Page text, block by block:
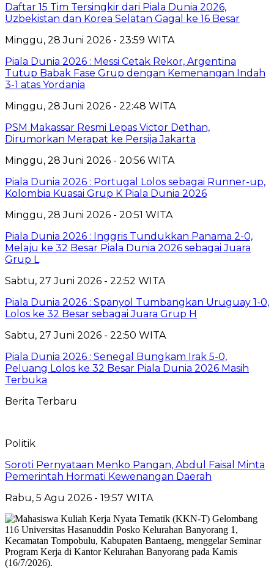
Daftar 15 Tim Tersingkir dari Piala Dunia 2026,
Uzbekistan dan Korea Selatan Gagal ke 16 Besar
Minggu, 28 Juni 2026 - 23:59 WITA
Piala Dunia 2026 : Messi Cetak Rekor, Argentina
Tutup Babak Fase Grup dengan Kemenangan Indah
3-1 atas Yordania
Minggu, 28 Juni 2026 - 22:48 WITA
PSM Makassar Resmi Lepas Victor Dethan,
Dirumorkan Merapat ke Persija Jakarta
Minggu, 28 Juni 2026 - 20:56 WITA
Piala Dunia 2026 : Portugal Lolos sebagai Runner-up,
Kolombia Kuasai Grup K Piala Dunia 2026
Minggu, 28 Juni 2026 - 20:51 WITA
Piala Dunia 2026 : Inggris Tundukkan Panama 2-0,
Melaju ke 32 Besar Piala Dunia 2026 sebagai Juara
Grup L
Sabtu, 27 Juni 2026 - 22:52 WITA
Piala Dunia 2026 : Spanyol Tumbangkan Uruguay 1-0,
Lolos ke 32 Besar sebagai Juara Grup H
Sabtu, 27 Juni 2026 - 22:50 WITA
Piala Dunia 2026 : Senegal Bungkam Irak 5-0,
Peluang Lolos ke 32 Besar Piala Dunia 2026 Masih
Terbuka
Berita Terbaru
Politik
Soroti Pernyataan Menko Pangan, Abdul Faisal Minta
Pemerintah Hormati Kewenangan Daerah
Rabu, 5 Agu 2026 - 19:57 WITA